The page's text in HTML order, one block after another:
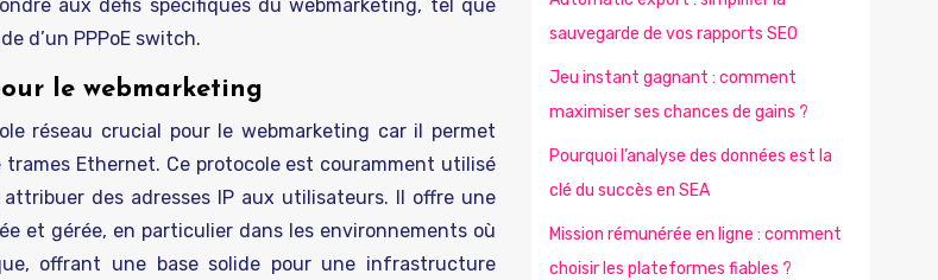
aux défis spécifiques du webmarketing, tel que
d’un PPPoE switch.
le webmarketing
réseau crucial pour le webmarketing car il permet
Ethernet. Ce protocole est couramment utilisé
des adresses IP aux utilisateurs. Il offre une
et gérée, en particulier dans les environnements où
offrant une base solide pour une infrastructure
sauvegarde de vos rapports SEO
Jeu instant gagnant : comment
maximiser ses chances de gains ?
Pourquoi l’analyse des données est la
clé du succès en SEA
Mission rémunérée en ligne : comment
choisir les plateformes fiables ?